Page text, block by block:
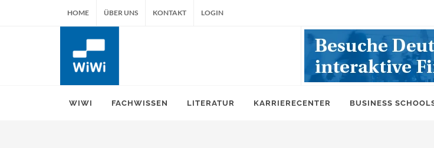
HOME ÜBER UNS KONTAKT LOGIN
WIWI FACHWISSEN LITERATUR KARRIERECENTER BUSINESS